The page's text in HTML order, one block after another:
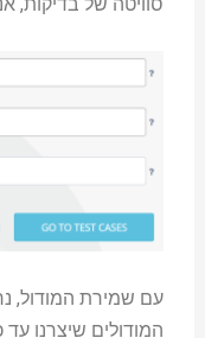
עם שמירת המודול,
המודולים שיצרנו עד